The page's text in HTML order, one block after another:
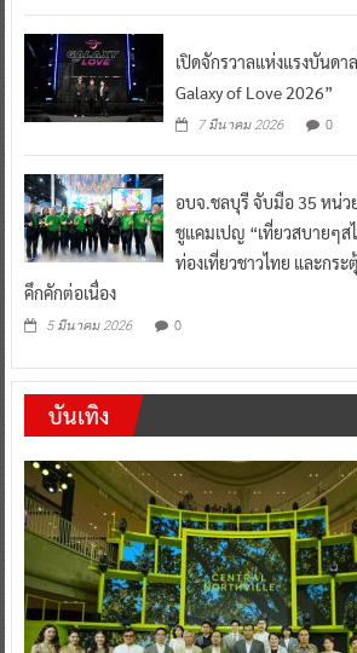
เปิดจักรวาลแห่งแรงบันดา
Galaxy of Love 2026”
7 มีนาคม 2026 0
อบจ.ชลบุรี จับมือ 35 หน่ว
ชูแคมเปญ “เที่ยวสบายๆส
ท่องเที่ยวชาวไทย และกร
คึกคักต่อเนื่อง
5 มีนาคม 2026 0
บันเทิง